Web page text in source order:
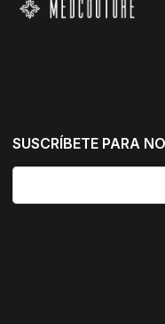
SUSCRÍBETE PARA